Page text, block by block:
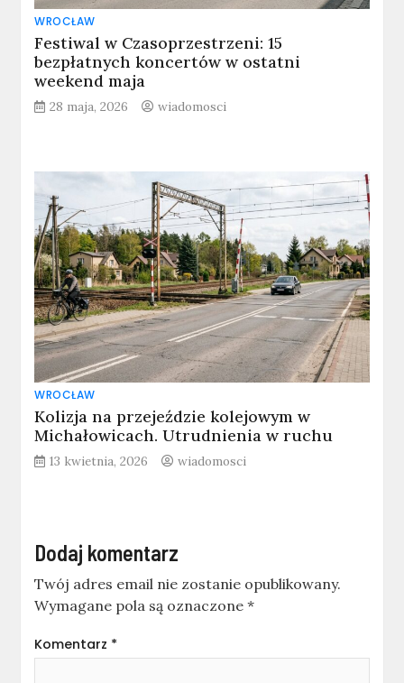
WROCŁAW
Festiwal w Czasoprzestrzeni: 15
bezpłatnych koncertów w ostatni
weekend maja
28 maja, 2026 wiadomosci
WROCŁAW
Kolizja na przejeździe kolejowym w
Michałowicach. Utrudnienia w ruchu
13 kwietnia, 2026 wiadomosci
Dodaj komentarz
Twój adres email nie zostanie opublikowany.
Wymagane pola są oznaczone*
Komentarz *